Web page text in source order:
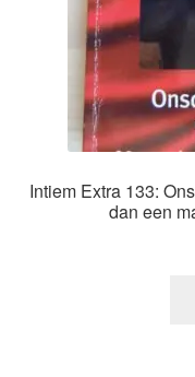
Intiem Extra 133:
dan een